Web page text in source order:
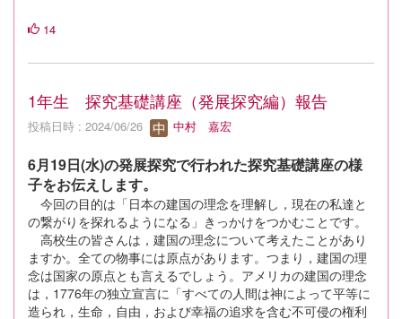
14
1年生 探究基礎講座（発展探究編）報告
投稿日時 : 2024/06/26 中村 嘉宏
6月19日(水)の発展探究で行われた探究基礎講座の様
子をお伝えします。
今回の目的は「日本の建国の理念を理解し，現在の私達と
の繋がりを探れるようになる」きっかけをつかむことです。
高校生の皆さんは，建国の理念について考えたことがあり
ますか。全ての物事には原点があります。つまり，建国の理
念は国家の原点とも言えるでしょう。アメリカの建国の理念
は，1776年の独立宣言に「すべての人間は神によって平等に
造られ，生命，自由，および幸福の追求を含む不可侵の権利